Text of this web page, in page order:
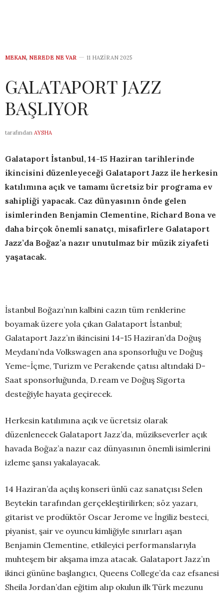
MEKAN, NEREDE NE VAR 11 HAZIRAN 2025
GALATAPORT JAZZ
BAŞLIYOR
tarafından AYSHA
Galataport İstanbul, 14-15 Haziran tarihlerinde
ikincisini düzenleyeceği Galataport Jazz ile herkesin
katılımına açık ve tamamı ücretsiz bir programa ev
sahipliği yapacak. Caz dünyasının önde gelen
isimlerinden Benjamin Clementine, Richard Bona ve
daha birçok önemli sanatçı, misafirlere Galataport
Jazz’da Boğaz’a nazır unutulmaz bir müzik ziyafeti
yaşatacak.
İstanbul Boğazı’nın kalbini cazın tüm renklerine
boyamak üzere yola çıkan Galataport İstanbul;
Galataport Jazz’ın ikincisini 14-15 Haziran’da Doğuş
Meydanı’nda Volkswagen ana sponsorluğu ve Doğuş
Yeme-İçme, Turizm ve Perakende çatısı altındaki D-
Saat sponsorluğunda, D.ream ve Doğuş Sigorta
desteğiyle hayata geçirecek.
Herkesin katılımına açık ve ücretsiz olarak
düzenlenecek Galataport Jazz’da, müzikseverler açık
havada Boğaz’a nazır caz dünyasının önemli isimlerini
izleme şansı yakalayacak.
14 Haziran’da açılış konseri ünlü caz sanatçısı Selen
Beytekin tarafından gerçekleştirilirken; söz yazarı,
gitarist ve prodüktör Oscar Jerome ve İngiliz besteci,
piyanist, şair ve oyuncu kimliğiyle sınırları aşan
Benjamin Clementine, etkileyici performanslarıyla
muhteşem bir akşama imza atacak. Galataport Jazz’ın
ikinci gününe başlangıcı, Queens College’da caz efsanesi
Sheila Jordan’dan eğitim alıp okulun ilk Türk mezunu